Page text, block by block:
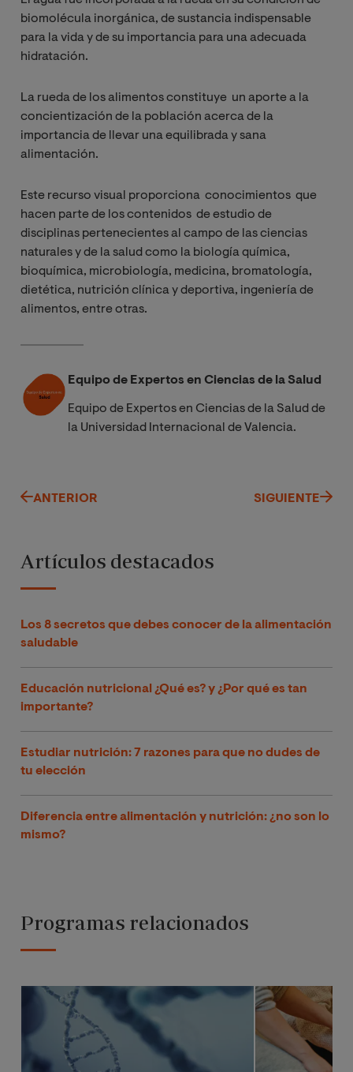
biomolécula inorgánica, de sustancia indispensable
para la vida y de su importancia para una adecuada
hidratación.
La rueda de los alimentos constituye un aporte a la
concientización de la población acerca de la
importancia de llevar una equilibrada y sana
alimentación.
Este recurso visual proporciona conocimientos que
hacen parte de los contenidos de estudio de
disciplinas pertenecientes al campo de las ciencias
naturales y de la salud como la biología química,
bioquímica, microbiología, medicina, bromatología,
dietética, nutrición clínica y deportiva, ingeniería de
alimentos, entre otras.
Equipo de Expertos en Ciencias de la Salud
Equipo de Expertos en Ciencias de la Salud de
la Universidad Internacional de Valencia.
ANTERIOR SIGUIENTE
Artículos destacados
Los 8 secretos que debes conocer de la alimentación
saludable
Educación nutricional ¿Qué es? y ¿Por qué es tan
importante?
Estudiar nutrición: 7 razones para que no dudes de
tu elección
Diferencia entre alimentación y nutrición: ¿no son lo
mismo?
Programas relacionados